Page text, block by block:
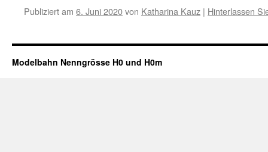
Publiziert am 6. Juni 2020von Katharina Kauz | Hinterlassen
Modelbahn Nenngrösse H0 und H0m